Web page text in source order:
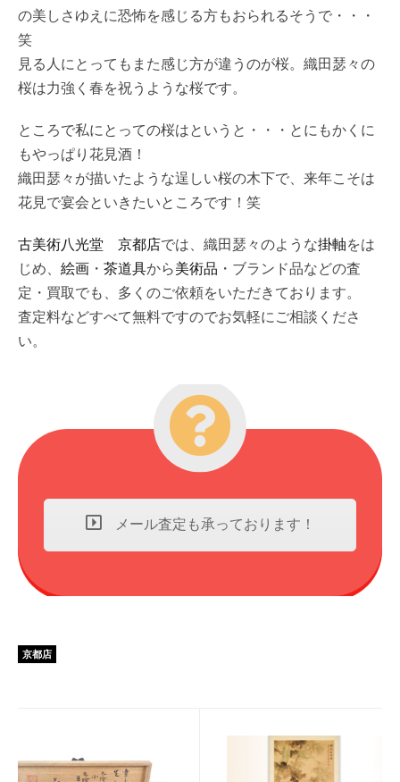
の美しさゆえに恐怖を感じる方もおられるそうで・・・
笑
見る人にとってもまた感じ方が違うのが桜。織田瑟々の
桜は力強く春を祝うような桜です。
ところで私にとっての桜はというと・・・とにもかくに
もやっぱり花見酒！
織田瑟々が描いたような逞しい桜の木下で、来年こそは
花見で宴会といきたいところです！笑
古美術八光堂 京都店では、織田瑟々のような掛軸をは
じめ、 絵画 ・ 茶道具から美術品 ・ブランド品などの査
定・買取でも、多くのご依頼をいただきております。
査定料などすべて無料ですのでお気軽にご相談くださ
い。
メール査定も承っております！
京都店